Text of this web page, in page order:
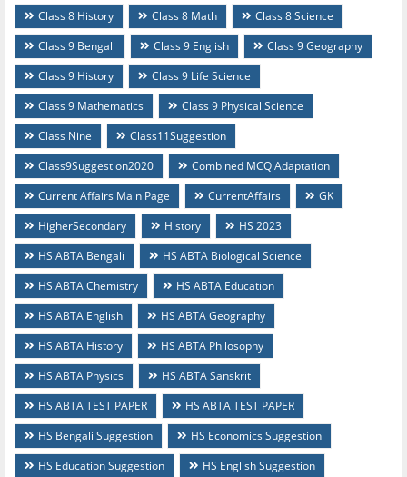
Class 8 History
Class 8 Math
Class 8 Science
Class 9 Bengali
Class 9 English
Class 9 Geography
Class 9 History
Class 9 Life Science
Class 9 Mathematics
Class 9 Physical Science
Class Nine
Class11Suggestion
Class9Suggestion2020
Combined MCQ Adaptation
Current Affairs Main Page
CurrentAffairs
GK
HigherSecondary
History
HS 2023
HS ABTA Bengali
HS ABTA Biological Science
HS ABTA Chemistry
HS ABTA Education
HS ABTA English
HS ABTA Geography
HS ABTA History
HS ABTA Philosophy
HS ABTA Physics
HS ABTA Sanskrit
HS ABTA TEST PAPER
HS ABTA TEST PAPER
HS Bengali Suggestion
HS Economics Suggestion
HS Education Suggestion
HS English Suggestion